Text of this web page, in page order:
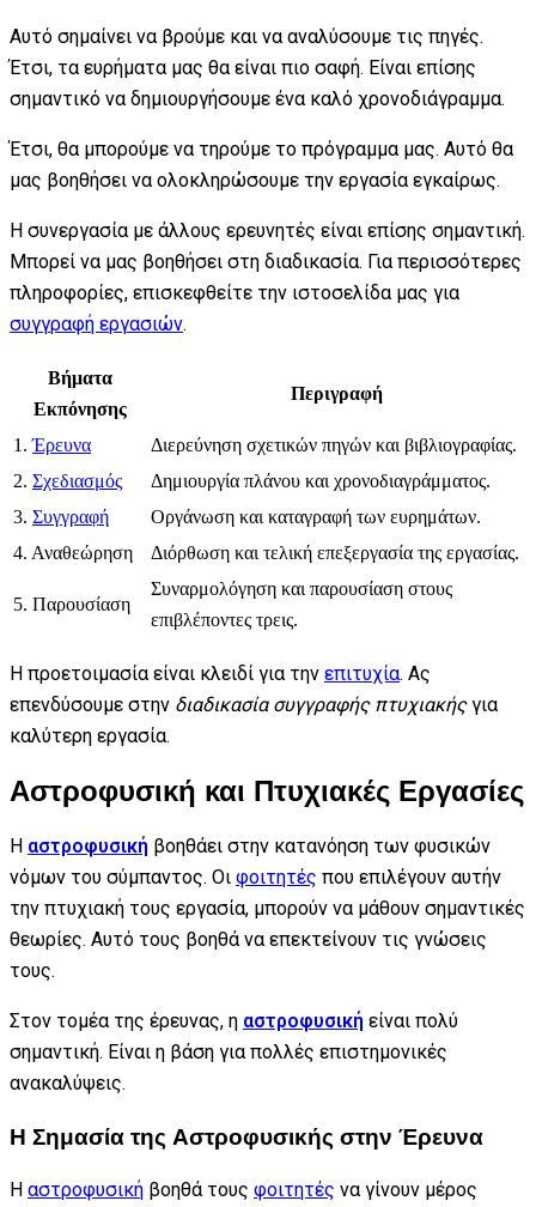
Αυτό σημαίνει να βρούμε και να αναλύσουμε τις πηγές.
Έτσι, τα ευρήματα μας θα είναι πιο σαφή. Είναι επίσης
σημαντικό να δημιουργήσουμε ένα καλό χρονοδιάγραμμα.
Έτσι, θα μπορούμε να τηρούμε το πρόγραμμα μας. Αυτό θα
μας βοηθήσει να ολοκληρώσουμε την εργασία εγκαίρως.
Η συνεργασία με άλλους ερευνητές είναι επίσης σημαντική.
Μπορεί να μας βοηθήσει στη διαδικασία. Για περισσότερες
πληροφορίες, επισκεφθείτε την ιστοσελίδα μας για
συγγραφή εργασιών.
Βήματα
Εκπόνησης
Περιγραφή
1.Έρευνα
Διερεύνηση σχετικών πηγών και βιβλιογραφίας.
2. Σχεδιασμός
Δημιουργία πλάνου και χρονοδιαγράμματος.
3. Συγγραφή
Οργάνωση και καταγραφή των ευρημάτων.
4. Αναθεώρηση
Διόρθωση και τελική επεξεργασία της εργασίας.
5. Παρουσίαση
Συναρμολόγηση και παρουσίαση στους
επιβλέποντες τρεις.
Η προετοιμασία είναι κλειδί για την επιτυχία. Ας
επενδύσουμε στην διαδικασία συγγραφής πτυχιακήςγια
καλύτερη εργασία.
Αστροφυσική και Πτυχιακές Εργασίες
Η αστροφυσική βοηθάει στην κατανόηση των φυσικών
νόμων του σύμπαντος. Οι φοιτητές που επιλέγουν αυτήν
την πτυχιακή τους εργασία, μπορούν να μάθουν σημαντικές
θεωρίες. Αυτό τους βοηθά να επεκτείνουν τις γνώσεις
τους.
Στον τομέα της έρευνας, η αστροφυσική είναι πολύ
σημαντική. Είναι η βάση για πολλές επιστημονικές
ανακαλύψεις.
Η Σημασία της Αστροφυσικής στην Έρευνα
Η αστροφυσική βοηθά τους φοιτητές να γίνουν μέρος